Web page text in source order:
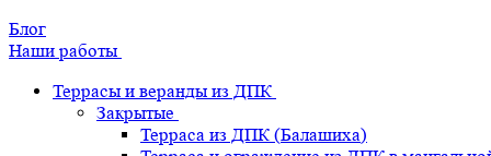
Блог
Наши работы
Террасы и веранды из ДПК
Закрытые
Терраса из ДПК (Балашиха)